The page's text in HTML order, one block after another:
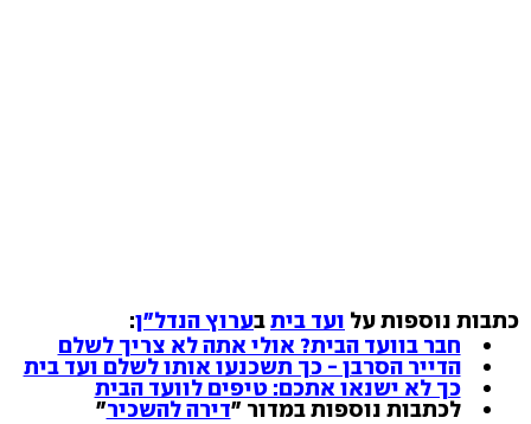
כתבות נוספות על ועד ביתבערוץ הנדל"ן:
חבר בוועד הבית? אולי אתה לא צריך לשלם
הדייר הסרבן - כך תשכנעו אותו לשלם ועד בית
כך לא ישנאו אתכם: טיפים לוועד הבית
לכתבות נוספות במדור "דירה להשכיר"